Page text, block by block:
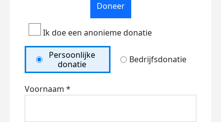
Doneer
Ik doe een anonieme donatie
Persoonlijke
donatie
Bedrijfsdonatie
Voornaam *